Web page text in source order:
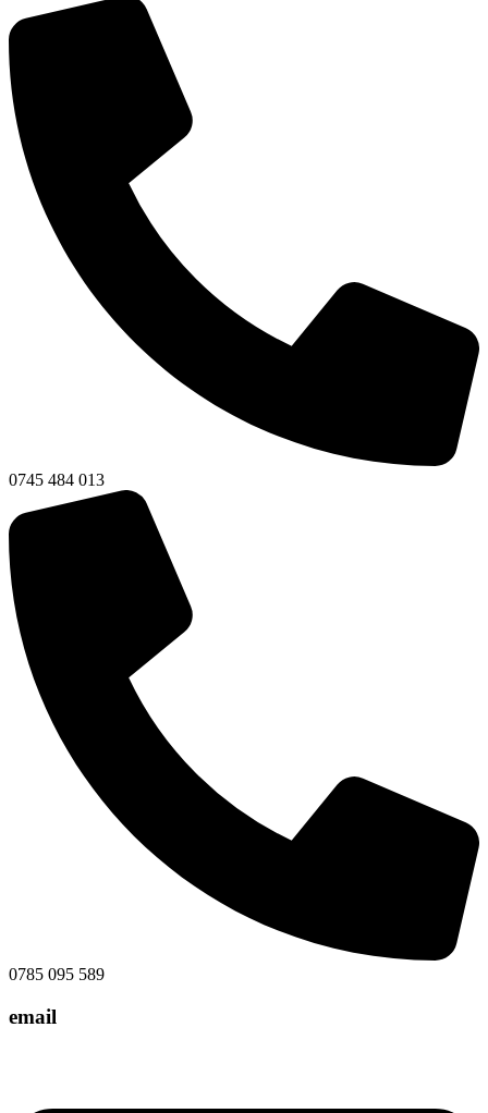
0745 484 013
0785 095 589
email